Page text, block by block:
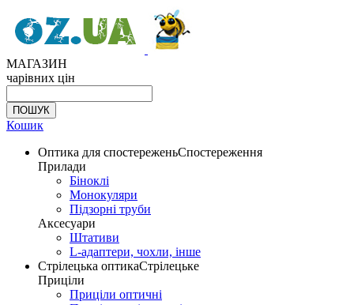
МАГАЗИН
чарівних цін
Кошик
Оптика для спостереженьСпостереження
Прилади
Біноклі
Монокуляри
Підзорні труби
Аксесуари
Штативи
L-адаптери, чохли, інше
Стрілецька оптикаСтрілецьке
Приціли
Приціли оптичні